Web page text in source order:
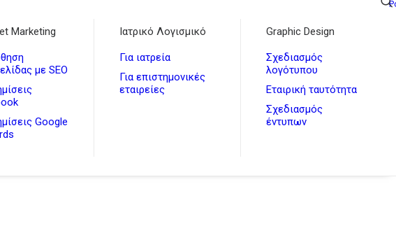
Marketing
με SEO
Google
Ιατρικό Λογισμικό
Για ιατρεία
Για επιστημονικές
εταιρείες
Graphic Design
Σχεδιασμός
λογότυπου
Εταιρική ταυτότητα
Σχεδιασμός
έντυπων